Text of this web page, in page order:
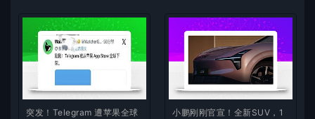
突发！Telegram 遭苹果全球
小鹏刚刚官宣！全新SUV，1